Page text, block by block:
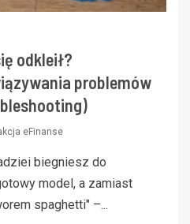
odkleił?
problemów
eFinanse
biegniesz do
model, a zamiast
spaghetti" –...